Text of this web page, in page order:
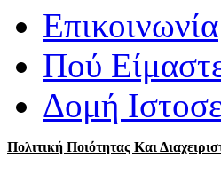
Επικοινωνία
Πού
Δομή
Πολιτική Ποιότητας Και